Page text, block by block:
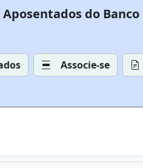
do
Associe-se